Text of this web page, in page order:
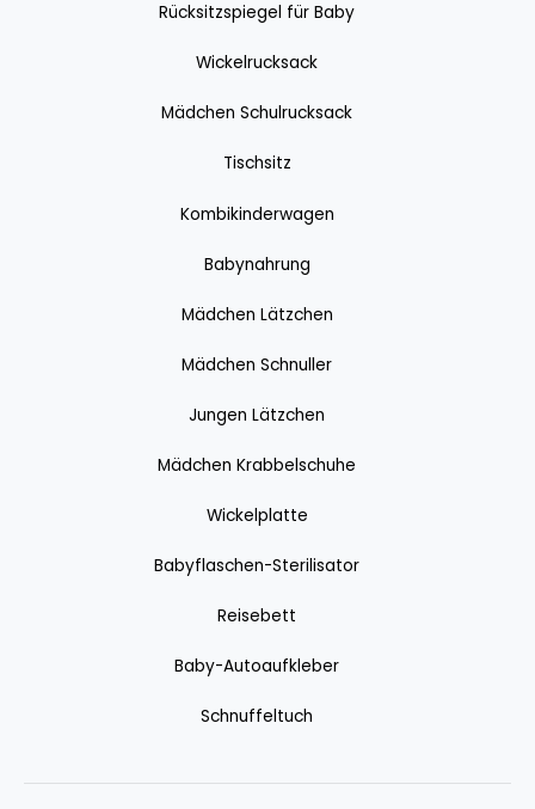
Rücksitzspiegel für Baby
Wickelrucksack
Mädchen Schulrucksack
Tischsitz
Kombikinderwagen
Babynahrung
Mädchen Lätzchen
Mädchen Schnuller
Jungen Lätzchen
Mädchen Krabbelschuhe
Wickelplatte
Babyflaschen-Sterilisator
Reisebett
Baby-Autoaufkleber
Schnuffeltuch